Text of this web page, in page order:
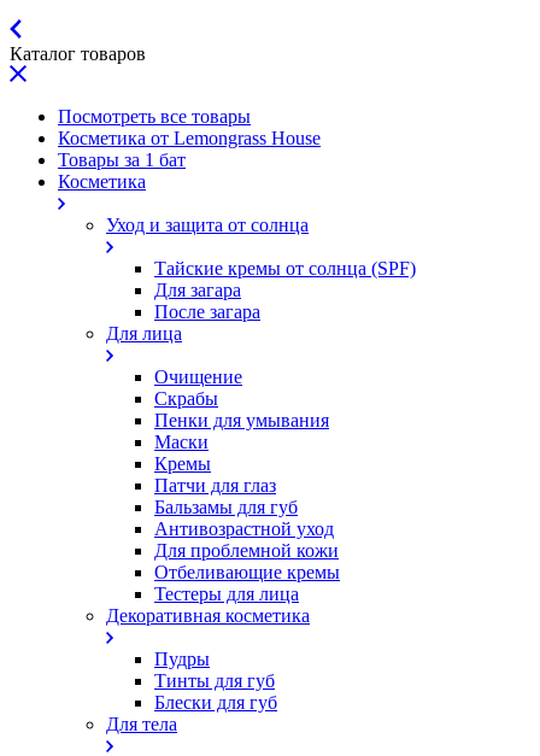
Каталог товаров
Посмотреть все товары
Косметика от Lemongrass House
Товары за 1 бат
Косметика
Уход и защита от солнца
Тайские кремы от солнца (SPF)
Для загара
После загара
Для лица
Очищение
Скрабы
Пенки для умывания
Маски
Кремы
Патчи для глаз
Бальзамы для губ
Антивозрастной уход
Для проблемной кожи
Oтбеливающие кремы
Тестеры для лица
Декоративная косметика
Пудры
Тинты для губ
Блески для губ
Для тела